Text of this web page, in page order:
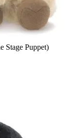
Stage Puppet)